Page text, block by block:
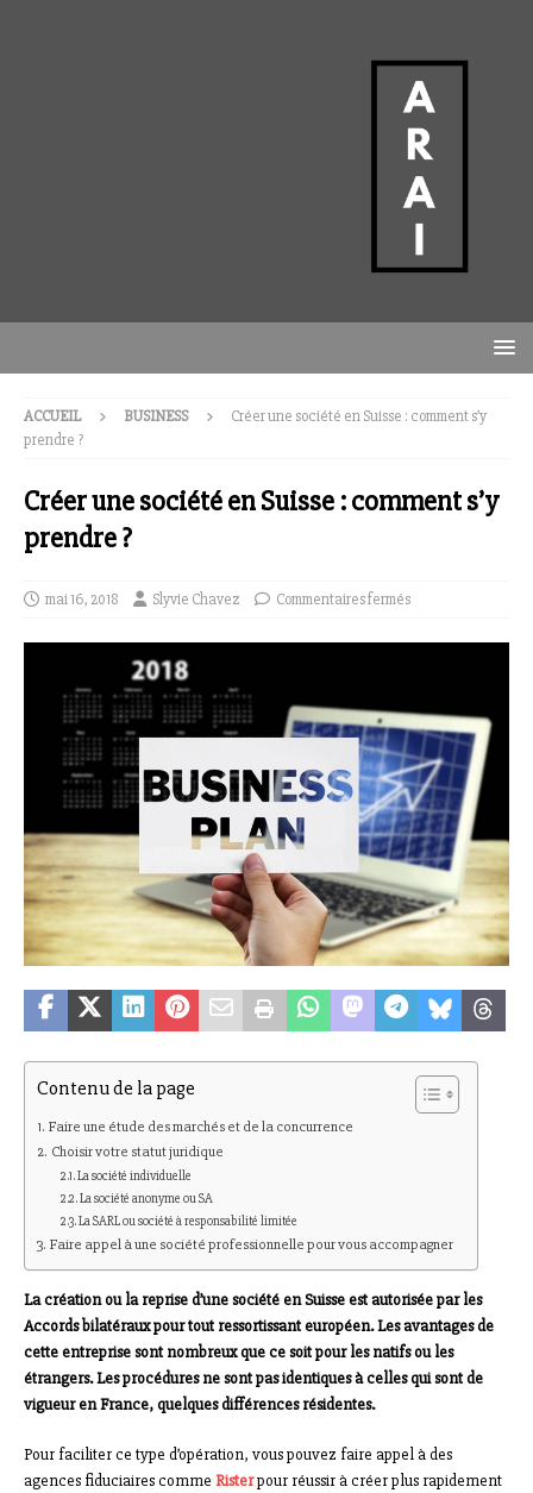
ACCUEIL BUSINESS
Créer une société en Suisse : comment s’y
prendre ?
Créer une société en Suisse : comment s’y
prendre ?
mai 16, 2018 Slyvie Chavez Commentaires fermés
Contenu de la page
Faire une étude des marchés et de la concurrence
Choisir votre statut juridique
La société individuelle
La société anonyme ou SA
La SARL ou société à responsabilité limitée
Faire appel à une société professionnelle pour vous accompagner
La création ou la reprise d’une société en Suisse est autorisée par les
Accords bilatéraux pour tout ressortissant européen. Les avantages de
cette entreprise sont nombreux que ce soit pour les natifs ou les
étrangers. Les procédures ne sont pas identiques à celles qui sont de
vigueur en France, quelques différences résidentes.
Pour faciliter ce type d’opération, vous pouvez faire appel à des
agences fiduciaires comme Risterpour réussir à créer plus rapidement